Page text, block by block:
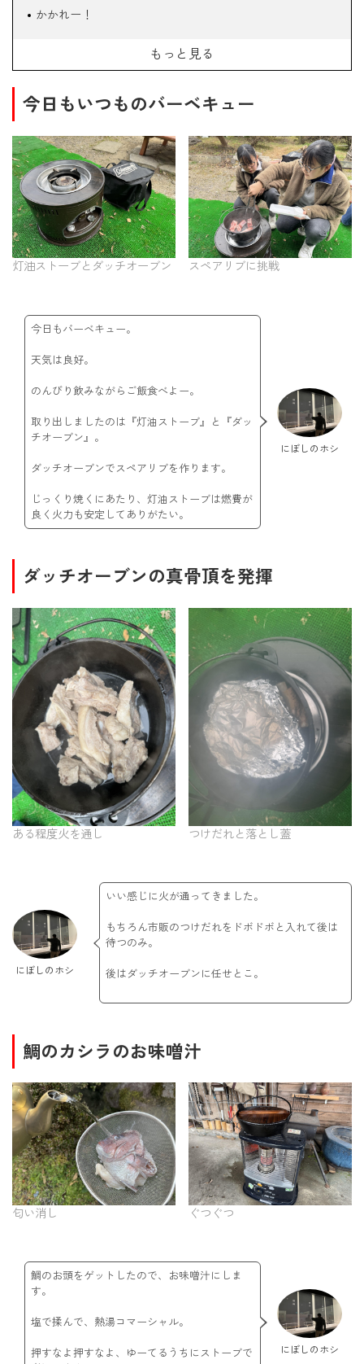
かかれー！
もっと見る
今日もいつものバーベキュー
灯油ストーブとダッチオーブン スペアリブに挑戦
にぼしのホシ
今日もバーベキュー。
天気は良好。
のんびり飲みながらご飯食べよー。
取り出しましたのは『灯油ストーブ』と『ダッ
チオーブン』。
ダッチオーブンでスペアリブを作ります。
じっくり焼くにあたり、灯油ストーブは燃費が
良く火力も安定してありがたい。
ダッチオーブンの真骨頂を発揮
ある程度火を通し つけだれと落とし蓋
にぼしのホシ
いい感じに火が通ってきました。
もちろん市販のつけだれをドボドボと入れて後は
待つのみ。
後はダッチオーブンに任せとこ。
鯛のカシラのお味噌汁
匂い消し ぐつぐつ
にぼしのホシ
鯛のお頭をゲットしたので、お味噌汁にしま
す。
塩で揉んで、熱湯コマーシャル。
押すなよ押すなよ、ゆーてるうちにストーブで